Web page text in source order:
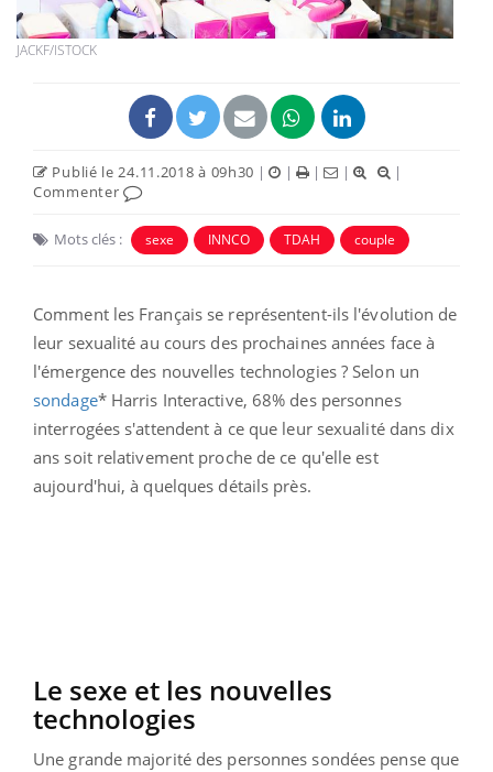
JACKF/ISTOCK
Publié le 24.11.2018 à 09h30 | | | |
|
Commenter
Mots clés : sexe INNCO TDAH couple
Comment les Français se représentent-ils l'évolution de
leur sexualité au cours des prochaines années face à
l'émergence des nouvelles technologies ? Selon un
sondage* Harris Interactive, 68% des personnes
interrogées s'attendent à ce que leur sexualité dans dix
ans soit relativement proche de ce qu'elle est
aujourd'hui, à quelques détails près.
Le sexe et les nouvelles
technologies
Une grande majorité des personnes sondées pense que